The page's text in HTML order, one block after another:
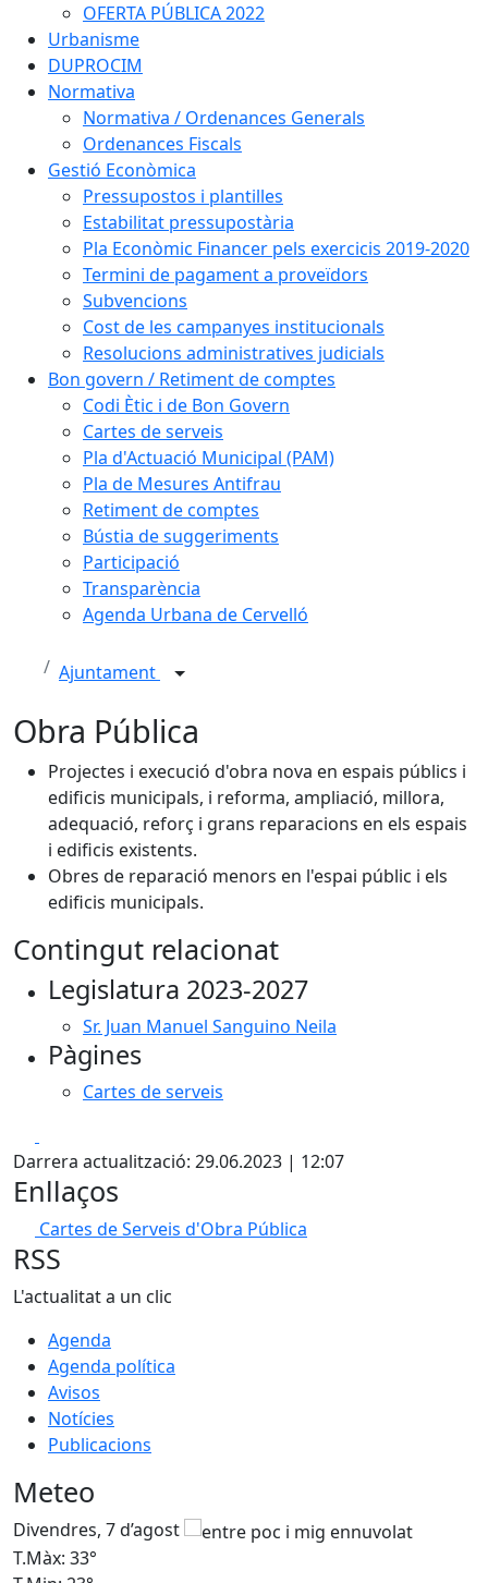
OFERTA PÚBLICA 2022
Urbanisme
DUPROCIM
Normativa
Normativa / Ordenances Generals
Ordenances Fiscals
Gestió Econòmica
Pressupostos i plantilles
Estabilitat pressupostària
Pla Econòmic Financer pels exercicis 2019-2020
Termini de pagament a proveïdors
Subvencions
Cost de les campanyes institucionals
Resolucions administratives judicials
Bon govern / Retiment de comptes
Codi Ètic i de Bon Govern
Cartes de serveis
Pla d'Actuació Municipal (PAM)
Pla de Mesures Antifrau
Retiment de comptes
Bústia de suggeriments
Participació
Transparència
Agenda Urbana de Cervelló
Ajuntament
Obra Pública
Projectes i execució d'obra nova en espais públics i
edificis municipals, i reforma, ampliació, millora,
adequació, reforç i grans reparacions en els espais
i edificis existents.
Obres de reparació menors en l'espai públic i els
edificis municipals.
Contingut relacionat
Legislatura 2023-2027
Sr. Juan Manuel Sanguino Neila
Pàgines
Cartes de serveis
Darrera actualització: 29.06.2023 | 12:07
Enllaços
Cartes de Serveis d'Obra Pública
RSS
L'actualitat a un clic
Agenda
Agenda política
Avisos
Notícies
Publicacions
Meteo
Divendres, 7 d’agost
T.Màx: 33°